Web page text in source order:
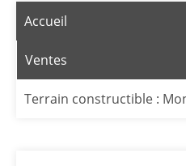
Accueil
Ventes
Terrain constructible :